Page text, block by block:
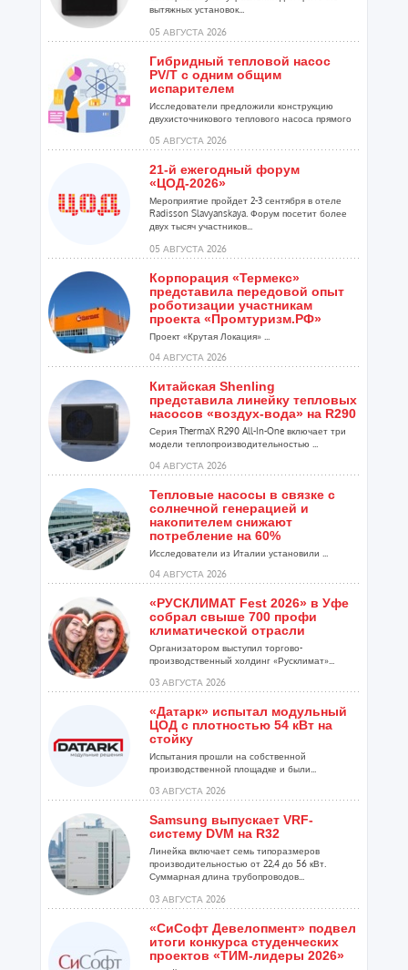
вытяжных установок...
05 АВГУСТА 2026
Гибридный тепловой насос
PV/T с одним общим
испарителем
Исследователи предложили конструкцию
двухисточникового теплового насоса прямого
05 АВГУСТА 2026
21-й ежегодный форум
«ЦОД-2026»
Мероприятие пройдет 2-3 сентября в отеле
Radisson Slavyanskaya. Форум посетит более
двух тысяч участников...
05 АВГУСТА 2026
Корпорация «Термекс»
представила передовой опыт
роботизации участникам
проекта «Промтуризм.РФ»
Проект «Крутая Локация» ...
04 АВГУСТА 2026
Китайская Shenling
представила линейку тепловых
насосов «воздух-вода» на R290
Серия ThermaX R290 All-In-One включает три
модели теплопроизводительностью ...
04 АВГУСТА 2026
Тепловые насосы в связке с
солнечной генерацией и
накопителем снижают
потребление на 60%
Исследователи из Италии установили ...
04 АВГУСТА 2026
«РУСКЛИМАТ Fest 2026» в Уфе
собрал свыше 700 профи
климатической отрасли
Организатором выступил торгово-
производственный холдинг «Русклимат»...
03 АВГУСТА 2026
«Датарк» испытал модульный
ЦОД с плотностью 54 кВт на
стойку
Испытания прошли на собственной
производственной площадке и были...
03 АВГУСТА 2026
Samsung выпускает VRF-
систему DVM на R32
Линейка включает семь типоразмеров
производительностью от 22,4 до 56 кВт.
Суммарная длина трубопроводов...
03 АВГУСТА 2026
«СиСофт Девелопмент» подвел
итоги конкурса студенческих
проектов «ТИМ-лидеры 2026»